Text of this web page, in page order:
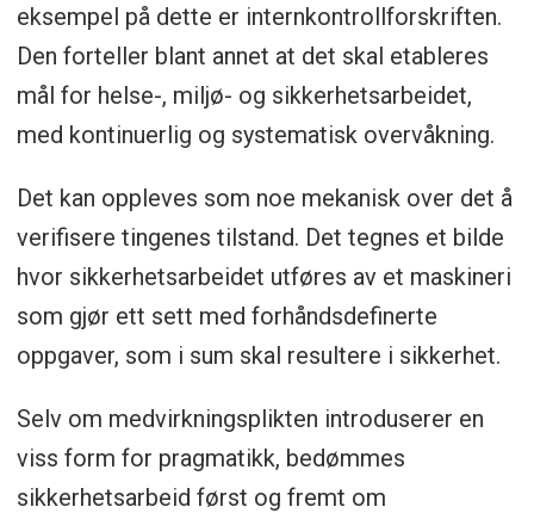
eksempel på dette er internkontrollforskriften.
Den forteller blant annet at det skal etableres
mål for helse-, miljø- og sikkerhetsarbeidet,
med kontinuerlig og systematisk overvåkning.
Det kan oppleves som noe mekanisk over det å
verifisere tingenes tilstand. Det tegnes et bilde
hvor sikkerhetsarbeidet utføres av et maskineri
som gjør ett sett med forhåndsdefinerte
oppgaver, som i sum skal resultere i sikkerhet.
Selv om medvirkningsplikten introduserer en
viss form for pragmatikk, bedømmes
sikkerhetsarbeid først og fremt om